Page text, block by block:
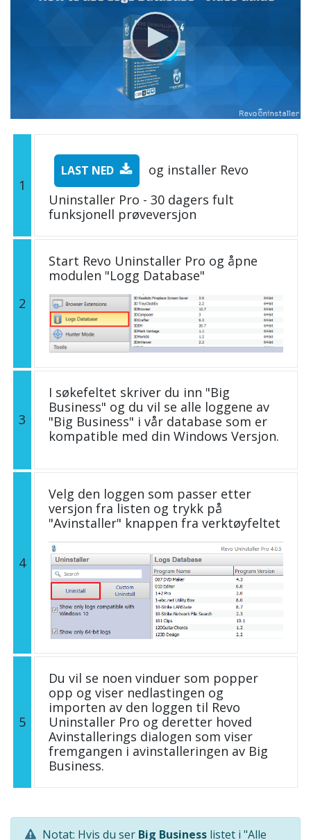
1
LAST NED
og installer Revo
Uninstaller Pro - 30 dagers fult
funksjonell prøveversjon
2
Start Revo Uninstaller Pro og åpne
modulen "Logg Database"
3
I søkefeltet skriver du inn "Big
Business" og du vil se alle loggene av
"Big Business" i vår database som er
kompatible med din Windows Versjon.
4
Velg den loggen som passer etter
versjon fra listen og trykk på
"Avinstaller" knappen fra verktøyfeltet
5
Du vil se noen vinduer som popper
opp og viser nedlastingen og
importen av den loggen til Revo
Uninstaller Pro og deretter hoved
Avinstallerings dialogen som viser
fremgangen i avinstalleringen av Big
Business.
Notat: Hvis du ser Big Business listet i "Alle